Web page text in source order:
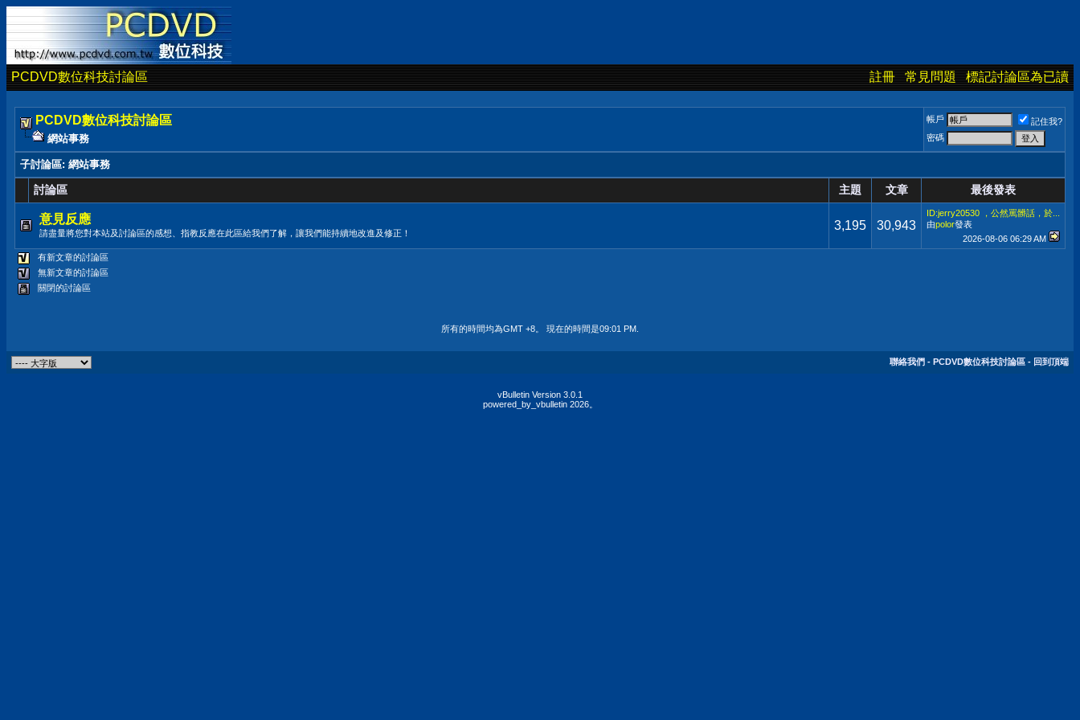
PCDVD數位科技討論區 註冊 常見問題 標記討論區為已讀
PCDVD數位科技討論區
網站事務
帳戶
記住我?
密碼
子討論區: 網站事務
討論區 主題 文章 最後發表
意見反應
請盡量將您對本站及討論區的感想、指教反應在此區給我們了解，讓我們能持續地改進及修正！
3,195 30,943
ID:jerry20530 ，公然罵髒話，於...
由polor發表
2026-08-06 06:29 AM
有新文章的討論區
無新文章的討論區
關閉的討論區
所有的時間均為GMT +8。 現在的時間是09:01 PM
聯絡我們 - PCDVD數位科技討論區 - 回到頂端
vBulletin Version 3.0.1
powered_by_vbulletin 2026。